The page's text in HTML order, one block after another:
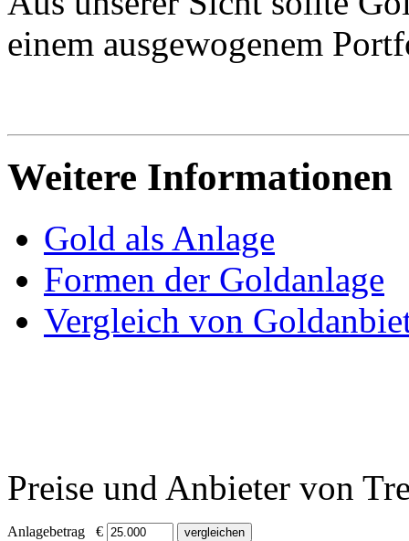
einem ausgewogenem
Weitere Informationen
Gold als Anlage
Formen der Goldanlage
Vergleich von
Preise und Anbieter von
Anlagebetrag €